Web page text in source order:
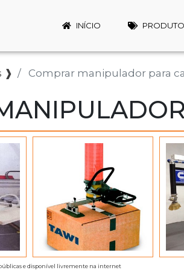
INÍCIO
❱ Comprar manipulador para
e disponível livremente na internet